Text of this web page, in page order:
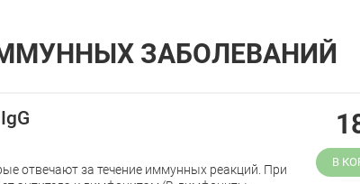
ЗАБОЛЕВАНИЙ
отвечают за течение иммунных реакций. При
В